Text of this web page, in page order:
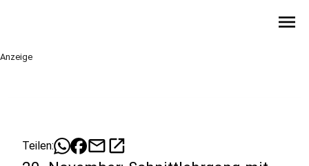
menu
Anzeige
Teilen: mailopen_in_new